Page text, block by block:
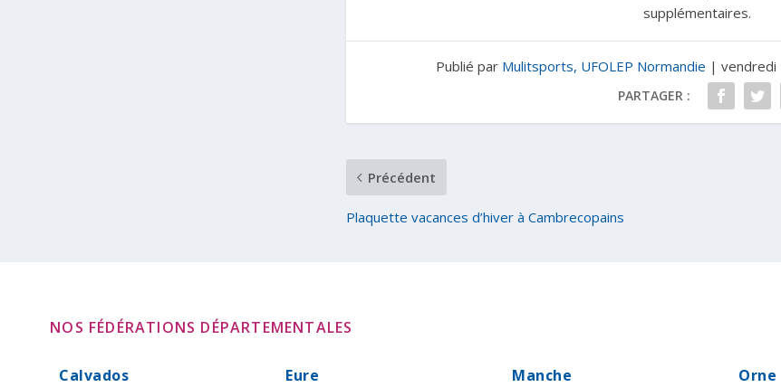
supplémentaires.
Publié par Mulitsports, UFOLEP Normandie |vendredi
PARTAGER :
Précédent
Plaquette vacances d’hiver à Cambrecopains
NOS FÉDÉRATIONS DÉPARTEMENTALES
Calvados Eure Manche Orne